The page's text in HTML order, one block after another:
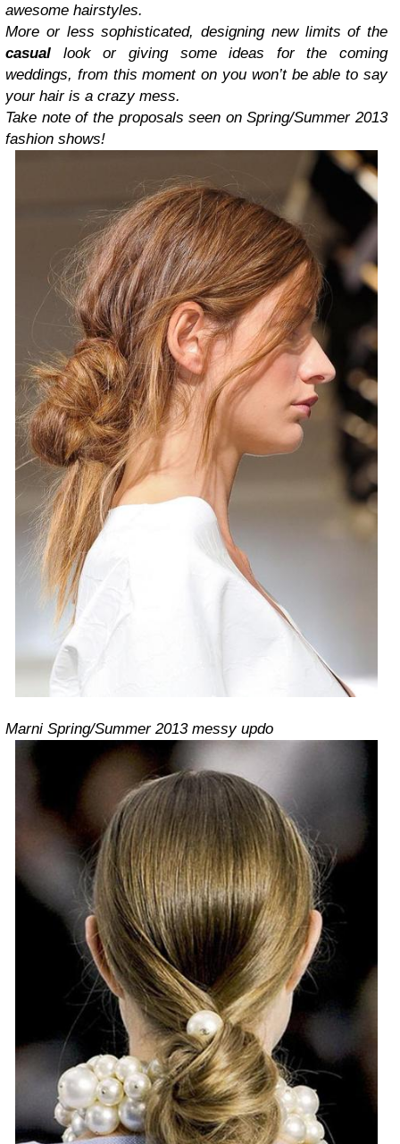
awesome hairstyles.
More or less sophisticated, designing new limits of the
casual look or giving some ideas for the coming
weddings, from this moment on you won’t be able to say
your hair is a crazy mess.
Take note of the proposals seen on Spring/Summer 2013
fashion shows!
Marni Spring/Summer 2013 messy updo